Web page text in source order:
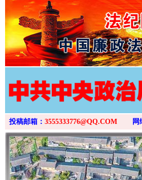
投稿邮箱： 3555333776@QQ.COM 网